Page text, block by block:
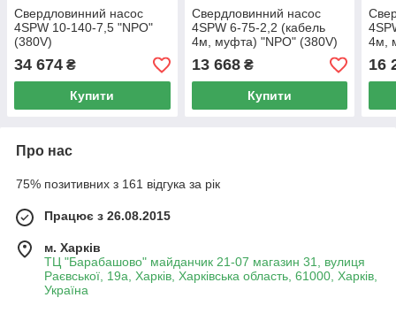
Свердловинний насос
4SPW 10-140-7,5 "NPO"
(380V)
34 674 ₴
Купити
Свердловинний насос
4SPW 6-75-2,2 (кабель
4м, муфта) "NPO" (380V)
13 668₴
Купити
4м,
16
Про нас
75% позитивних з 161 відгука за рік
Працює з 26.08.2015
м. Харків
ТЦ "Барабашово" майданчик 21-07 магазин 31, вулиця
Раєвської, 19а, Харків, Харківська область, 61000, Харків,
Україна